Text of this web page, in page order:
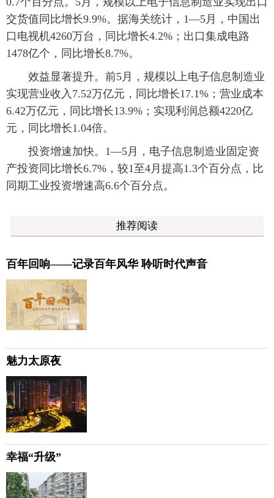
交货值同比增长9.9%。据海关统计，1—5月，中国出
口电视机4260万台，同比增长4.2%；出口集成电路
1478亿个，同比增长8.7%。
效益显著提升。前5月，规模以上电子信息制造业
实现营业收入7.52万亿元，同比增长17.1%；营业成本
6.42万亿元，同比增长13.9%；实现利润总额4220亿
元，同比增长1.04倍。
投资增速加快。1—5月，电子信息制造业固定资
产投资同比增长6.7%，较1至4月提高1.3个百分点，比
同期工业投资增速高6.6个百分点。
推荐阅读
百年回响——记录百年风华 聆听时代声音
魅力太原夜
幸福“升级”